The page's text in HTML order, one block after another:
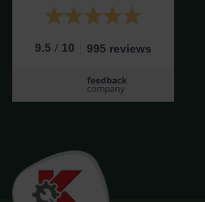
9.5 / 10 995 reviews